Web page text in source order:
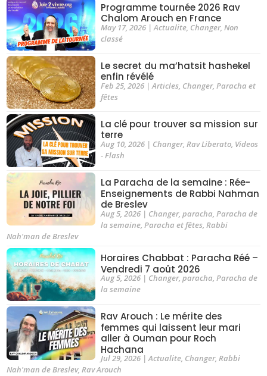
Programme tournée 2026 Rav
Chalom Arouch en France
May 17, 2026|Actualite, Changer, Non
classé
Le secret du ma’hatsit hashekel
enfin révélé
Feb 25, 2026|Articles, Changer, Paracha et
fêtes
La clé pour trouver sa mission sur
terre
Aug 10, 2026| Changer, Rav Liberato, Videos
- Flash
La Paracha de la semaine : Rée-
Enseignements de Rabbi Nahman
de Breslev
Aug 5, 2026| Changer, paracha Paracha de
la semaine, Paracha et fêtes, Rabbi
Nah'man de Breslev
Horaires Chabbat : Paracha Réé –
Vendredi 7 août 2026
Aug 5, 2026| Changer, paracha, Paracha de
la semaine
Rav Arouch : Le mérite des
femmes qui laissent leur mari
aller à Ouman pour Roch
Hachana
Jul 29, 2026|Actualite, Changer, Rabbi
Nah'man de Breslev,Rav Arouch